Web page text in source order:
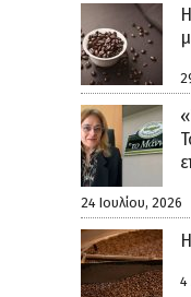
24 Ιουλίου, 2026
4